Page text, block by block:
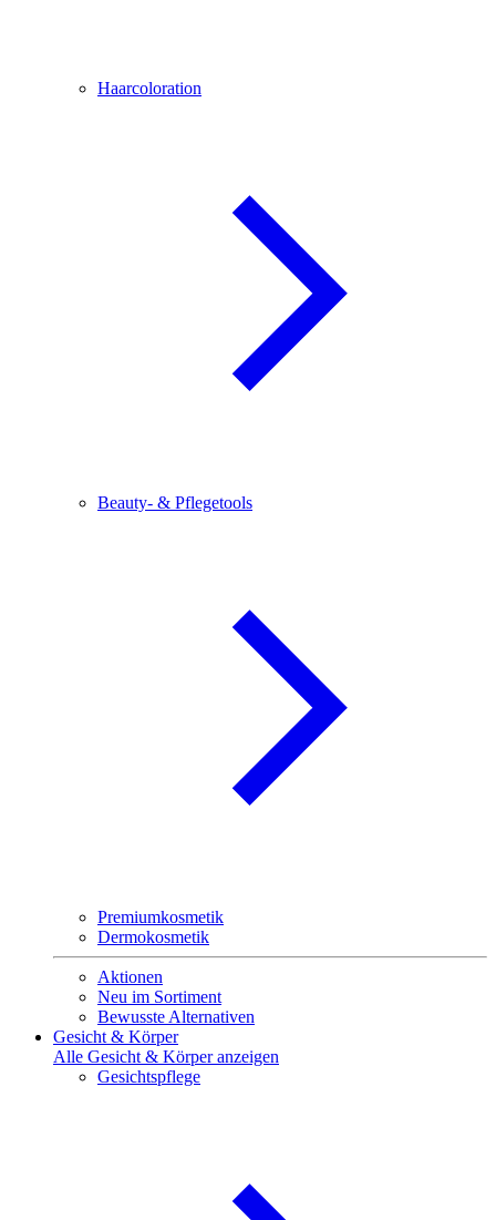
Haarcoloration
Beauty- & Pflegetools
Premiumkosmetik
Dermokosmetik
Aktionen
Neu im Sortiment
Bewusste Alternativen
Gesicht & Körper
Alle Gesicht & Körper anzeigen
Gesichtspflege